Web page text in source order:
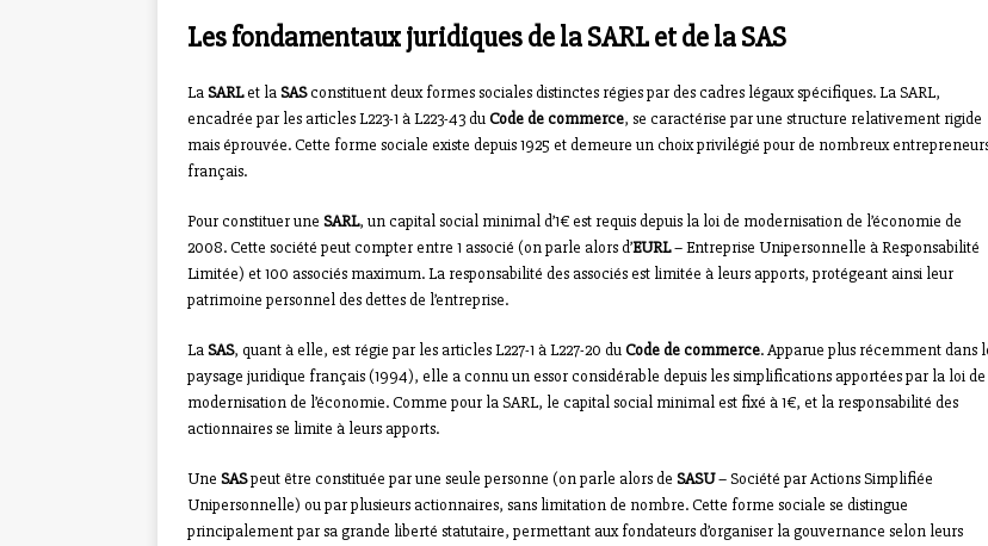
Les fondamentaux juridiques de la SARL et de la SAS
LaSARLet laSASconstituent deux formes sociales distinctes régies par des cadres légaux spécifiques. La SARL,
encadrée par les articles L223-1 à L223-43 duCode de commerce, se caractérise par une structure relativement rigide
mais éprouvée. Cette forme sociale existe depuis 1925 et demeure un choix privilégié pour de nombreux
français.
Pour constituer une SARL, un capital social minimal d’1€ est requis depuis la loi de modernisation de l’économie de
2008. Cette société peut compter entre 1 associé (on parle alors d’EURL– Entreprise Unipersonnelle à Responsabilité
Limitée) et 100 associés maximum. La responsabilité des associés est limitée à leurs apports, protégeant ainsi leur
patrimoine personnel des dettes de l’entreprise.
LaSAS, quant à elle, est régie par les articles L227-1 à L227-20 duCode de commerce. Apparue plus récemment dans
paysage juridique français (1994), elle a connu un essor considérable depuis les simplifications apportées par la loi de
modernisation de l’économie. Comme pour la SARL, le capital social minimal est fixé à 1€, et la responsabilité des
actionnaires se limite à leurs apports.
Une SASpeut être constituée par une seule personne (on parle alors de SASU– Société par Actions Simplifiée
Unipersonnelle) ou par plusieurs actionnaires, sans limitation de nombre. Cette forme sociale se distingue
principalement par sa grande liberté statutaire, permettant aux fondateurs d’organiser la gouvernance selon leurs